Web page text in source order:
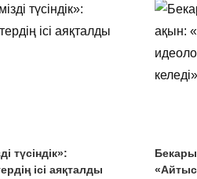
түсіндік»:
ісі аяқталды